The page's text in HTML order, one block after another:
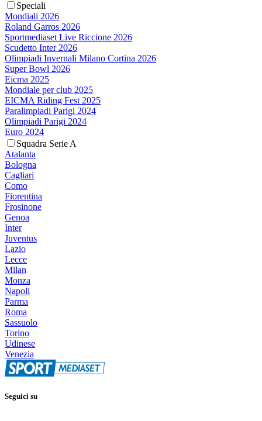
Speciali
Mondiali 2026
Roland Garros 2026
Sportmediaset Live Riccione 2026
Scudetto Inter 2026
Olimpiadi Invernali Milano Cortina 2026
Super Bowl 2026
Eicma 2025
Mondiale per club 2025
EICMA Riding Fest 2025
Paralimpiadi Parigi 2024
Olimpiadi Parigi 2024
Euro 2024
Squadra Serie A
Atalanta
Bologna
Cagliari
Como
Fiorentina
Frosinone
Genoa
Inter
Juventus
Lazio
Lecce
Milan
Monza
Napoli
Parma
Roma
Sassuolo
Torino
Udinese
Venezia
Seguici su